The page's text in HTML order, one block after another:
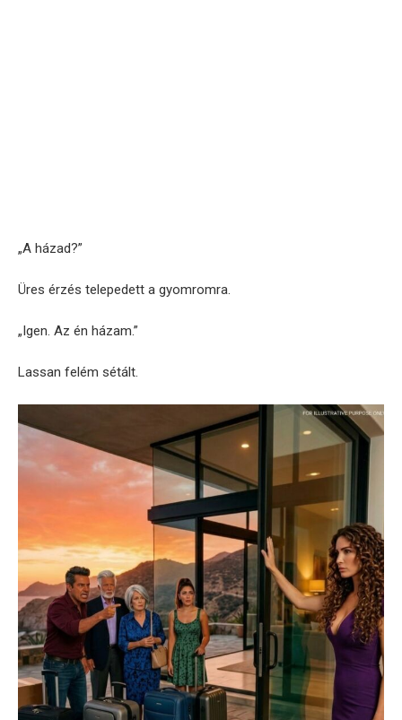
„A házad?”
Üres érzés telepedett a gyomromra.
„Igen. Az én házam.”
Lassan felém sétált.